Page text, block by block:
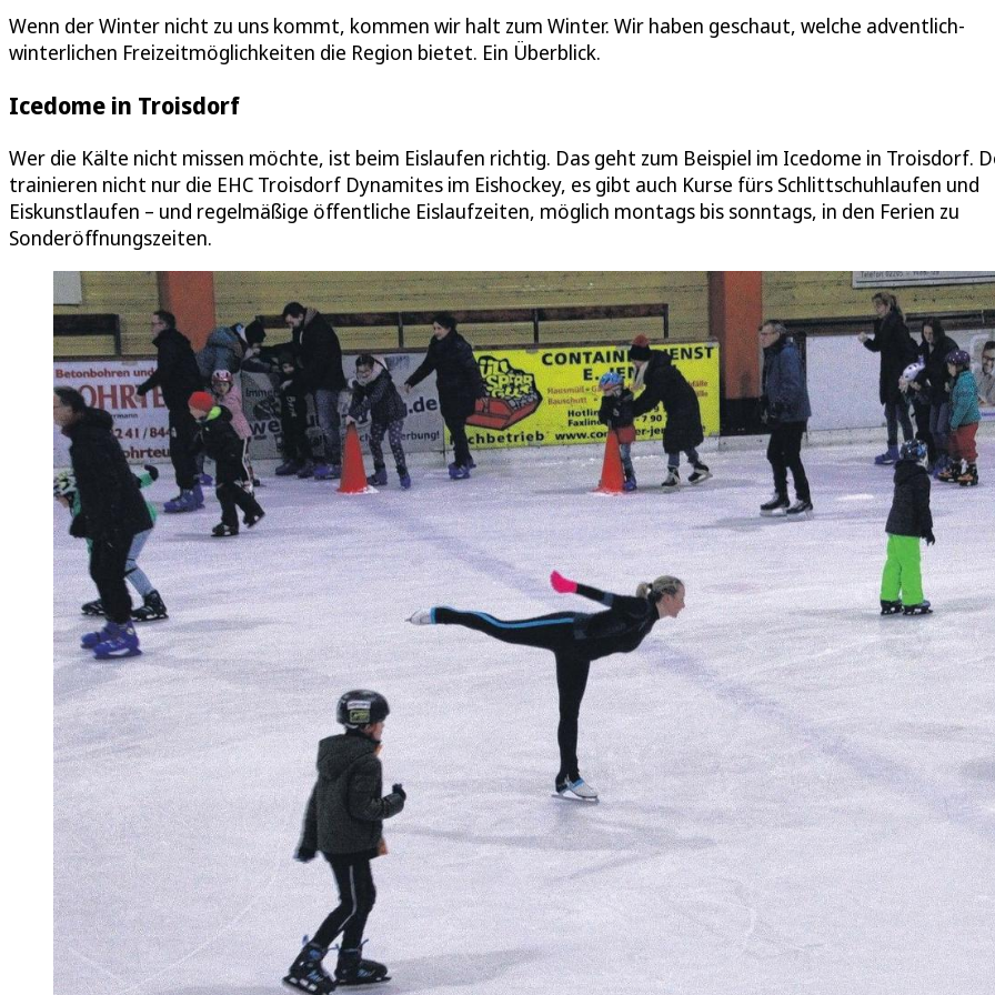
Wenn der Winter nicht zu uns kommt, kommen wir halt zum Winter. Wir haben geschaut, welche adventlich-
winterlichen Freizeitmöglichkeiten die Region bietet. Ein Überblick.
Icedome in Troisdorf
Wer die Kälte nicht missen möchte, ist beim Eislaufen richtig. Das geht zum Beispiel im Icedome in Troisdorf.
trainieren nicht nur die EHC Troisdorf Dynamites im Eishockey, es gibt auch Kurse fürs Schlittschuhlaufen und
Eiskunstlaufen – und regelmäßige öffentliche Eislaufzeiten, möglich montags bis sonntags, in den Ferien zu
Sonderöffnungszeiten.